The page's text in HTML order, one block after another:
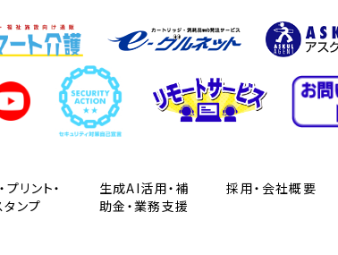
プリント・
タンプ
生成AI活用・補
助金・業務支援
採用・会社概要